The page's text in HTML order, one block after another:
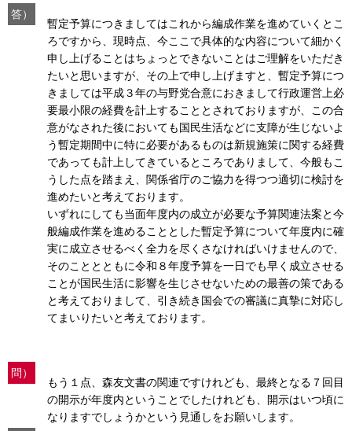
答）
暫定予算につきましてはこれから編成作業を進めていくとこ
ろですから、現時点、今ここで具体的な内容について細かく
申し上げることはちょっとできないことはご理解をいただき
たいと思いますが、その上で申し上げますと、暫定予算につ
きましては平成３年の与野党合意におきまして行政運営上必
要最小限の経費を計上することとされておりますが、この合
意がなされた後においても国民生活などに支障が生じないよ
う暫定期間中に特に必要があるものは新規施策に関する経費
であっても計上してきているところでありまして、今般もこ
うした点を踏まえ、関係省庁のご協力を得つつ適切に検討を
進めたいと考えております。
いずれにしても当面年度内の成立が必要な予算関連法案と今
般編成作業を進めることとした暫定予算について年度内に確
実に成立させるべく全力を尽くさなければいけませんので、
そのこととともに令和８年度予算を一日でも早く成立させる
ことが国民生活に影響を生じさせないための最善の策である
と考えておりまして、引き続き国会での審議に真摯に対応し
てまいりたいと考えております。
問）
もう１点、森友文書の関連ですけれども、最終となる７回目
の開示が年度内ということでしたけれども、開示はいつ頃に
なりますでしょうかという見通しをお願いします。